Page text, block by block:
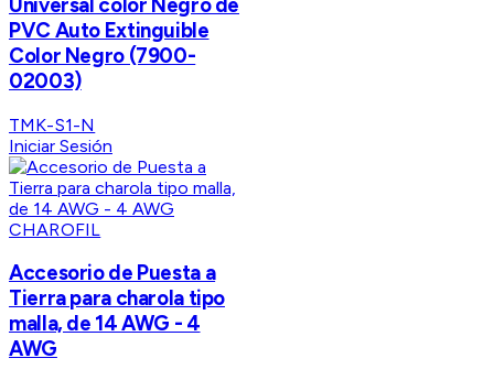
PVC Auto Extinguible
Color Negro (7900-
02003)
TMK-S1-N
Iniciar Sesión
CHAROFIL
Accesorio de Puesta a
Tierra para charola tipo
malla, de 14 AWG - 4
AWG